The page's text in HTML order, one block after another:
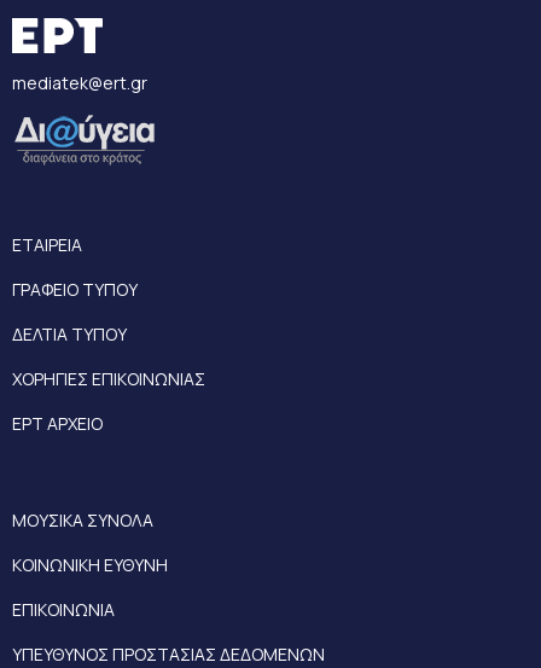
mediatek@ert.gr
ΕΤΑΙΡΕΙΑ
ΓΡΑΦΕΙΟ ΤΥΠΟΥ
ΔΕΛΤΙΑ ΤΥΠΟΥ
ΧΟΡΗΓΙΕΣ ΕΠΙΚΟΙΝΩΝΙΑΣ
ΕΡΤ ΑΡΧΕΙΟ
ΜΟΥΣΙΚΑ ΣΥΝΟΛΑ
ΚΟΙΝΩΝΙΚΗ ΕΥΘΥΝΗ
ΕΠΙΚΟΙΝΩΝΙΑ
ΥΠΕΥΘΥΝΟΣ ΠΡΟΣΤΑΣΙΑΣ ΔΕΔΟΜΕΝΩΝ